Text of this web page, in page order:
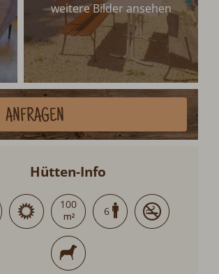
weitere Bilder ansehen
ANFRAGEN
Hütten-Info
100
6